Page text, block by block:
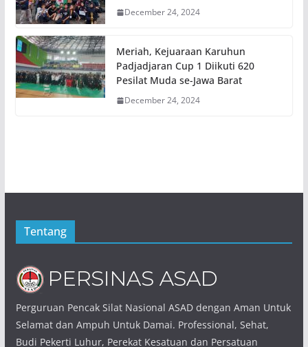
December 24, 2024
Meriah, Kejuaraan Karuhun
Padjadjaran Cup 1 Diikuti 620
Pesilat Muda se-Jawa Barat
December 24, 2024
Tentang
Perguruan Pencak Silat Nasional ASAD dengan Aman Untuk
Selamat dan Ampuh Untuk Damai. Professional, Sehat,
Budi Pekerti Luhur, Perekat Kesatuan dan Persatuan